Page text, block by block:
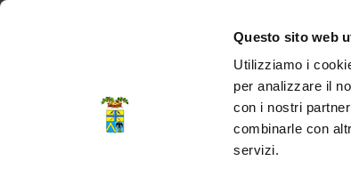
Questo sito web
Utilizziamo i
per analizzare il
con i nostri
combinarle con
servizi.
Provincia di